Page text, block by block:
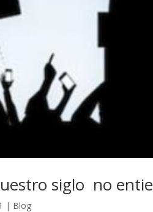
siglo no
| Blog